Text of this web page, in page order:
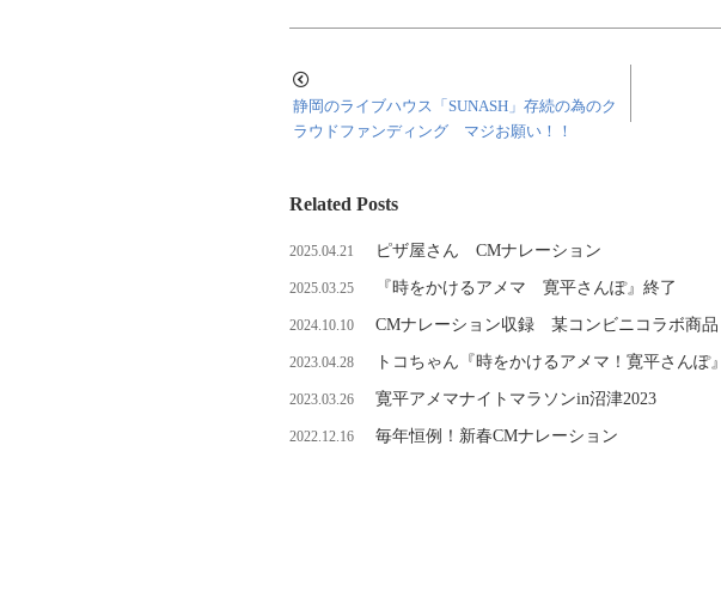
静岡のライブハウス「SUNASH」存続の為のク
ラウドファンディング マジお願い！！
Related Posts
2025.04.21 ピザ屋さん CMナレーション
2025.03.25 『時をかけるアメマ 寛平さんぽ』終了
2024.10.10 CMナレーション収録 某コンビニコラボ商品
2023.04.28 トコちゃん『時をかけるアメマ！寛平さんぽ
2023.03.26 寛平アメマナイトマラソンin沼津2023
2022.12.16 毎年恒例！新春CMナレーション